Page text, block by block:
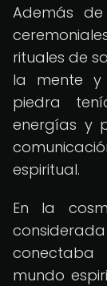
Además
rituales de
la mente y
piedra
energías y
espiritual.
En la
mundo